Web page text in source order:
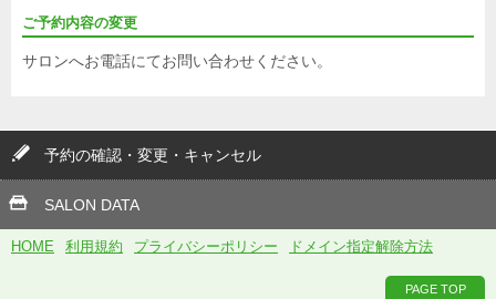
ご予約内容の変更
サロンへお電話にてお問い合わせください。
予約の確認・変更・キャンセル
SALON DATA
HOME 利用規約 プライバシーポリシー ドメイン指定解除方法
PAGE TOP